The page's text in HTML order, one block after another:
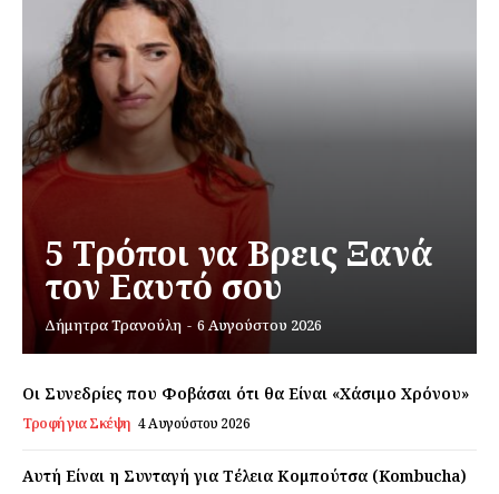
Εγγραφείτε τώρα!
Daily Food
Σχετικά με εμάς
5 Τρόποι να Βρεις Ξανά
τον Εαυτό σου
Δήμητρα Τρανούλη - 6 Αυγούστου 2026
Οι Συνεδρίες που Φοβάσαι ότι θα Είναι «Χάσιμο Χρόνου»
Τροφή για Σκέψη 4 Αυγούστου 2026
Αυτή Είναι η Συνταγή για Τέλεια Κομπούτσα (Kombucha)